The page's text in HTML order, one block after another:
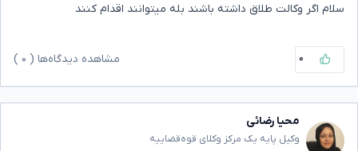
سلام اگر وکالت طلاق داشته باشند بله میتوانند اقدام کنند
۰ مشاهده دیدگاه‌ها ( ۰
محیا رضائی
وکیل پایه یک مرکز وکلای قوه‌قضاییه